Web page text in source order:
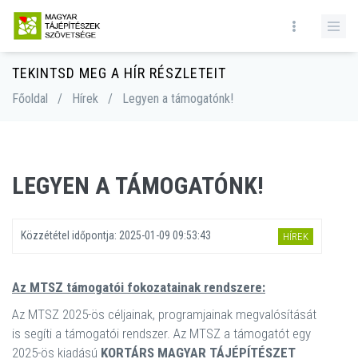
TEKINTSD MEG A HÍR RÉSZLETEIT
Főoldal / Hírek / Legyen a támogatónk!
LEGYEN A TÁMOGATÓNK!
Közzététel időpontja: 2025-01-09 09:53:43 HÍREK
Az MTSZ támogatói fokozatainak rendszere:
Az MTSZ 2025-ös céljainak, programjainak megvalósítását
is segíti a támogatói rendszer. Az MTSZ a támogatót egy
2025-ös kiadású KORTÁRS MAGYAR TÁJÉPÍTÉSZET